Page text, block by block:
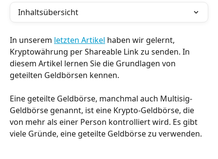
Inhaltsübersicht
In unserem letzten Artikel haben wir gelernt,
Kryptowährung per Shareable Link zu senden. In
diesem Artikel lernen Sie die Grundlagen von
geteilten Geldbörsen kennen.
Eine geteilte Geldbörse, manchmal auch Multisig-
Geldbörse genannt, ist eine Krypto-Geldbörse, die
von mehr als einer Person kontrolliert wird. Es gibt
viele Gründe, eine geteilte Geldbörse zu verwenden.